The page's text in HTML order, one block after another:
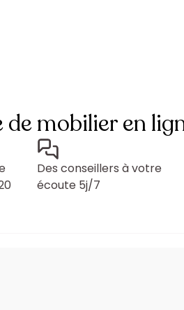
de mobilier en
Des conseillers à votre
écoute 5j/7